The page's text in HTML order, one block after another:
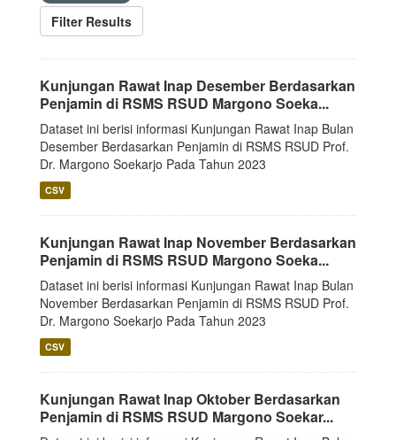
Filter Results
Kunjungan Rawat Inap Desember Berdasarkan
Penjamin di RSMS RSUD Margono Soeka...
Dataset ini berisi informasi Kunjungan Rawat Inap Bulan
Desember Berdasarkan Penjamin di RSMS RSUD Prof.
Dr. Margono Soekarjo Pada Tahun 2023
CSV
Kunjungan Rawat Inap November Berdasarkan
Penjamin di RSMS RSUD Margono Soeka...
Dataset ini berisi informasi Kunjungan Rawat Inap Bulan
November Berdasarkan Penjamin di RSMS RSUD Prof.
Dr. Margono Soekarjo Pada Tahun 2023
CSV
Kunjungan Rawat Inap Oktober Berdasarkan
Penjamin di RSMS RSUD Margono Soekar...